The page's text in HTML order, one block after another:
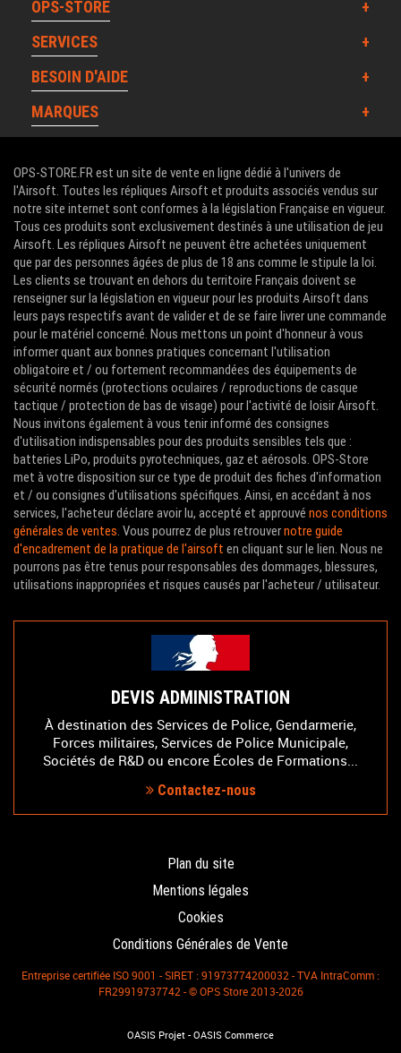
OPS-STORE
SERVICES
BESOIN D'AIDE
MARQUES
OPS-STORE.FR est un site de vente en ligne dédié à l'univers de
l'Airsoft. Toutes les répliques Airsoft et produits associés vendus sur
notre site internet sont conformes à la législation Française en vigueur.
Tous ces produits sont exclusivement destinés à une utilisation de jeu
Airsoft. Les répliques Airsoft ne peuvent être achetées uniquement
que par des personnes âgées de plus de 18 ans comme le stipule la loi.
Les clients se trouvant en dehors du territoire Français doivent se
renseigner sur la législation en vigueur pour les produits Airsoft dans
leurs pays respectifs avant de valider et de se faire livrer une commande
pour le matériel concerné. Nous mettons un point d'honneur à vous
informer quant aux bonnes pratiques concernant l'utilisation
obligatoire et / ou fortement recommandées des équipements de
sécurité normés (protections oculaires / reproductions de casque
tactique / protection de bas de visage) pour l'activité de loisir Airsoft.
Nous invitons également à vous tenir informé des consignes
d'utilisation indispensables pour des produits sensibles tels que :
batteries LiPo, produits pyrotechniques, gaz et aérosols. OPS-Store
met à votre disposition sur ce type de produit des fiches d'information
et / ou consignes d'utilisations spécifiques. Ainsi, en accédant à nos
services, l'acheteur déclare avoir lu, accepté et approuvé nos conditions
générales de ventes. Vous pourrez de plus retrouvernotre guide
d'encadrement de la pratique de l'airsoft en cliquant sur le lien. Nous ne
pourrons pas être tenus pour responsables des dommages, blessures,
utilisations inappropriées et risques causés par l'acheteur / utilisateur.
DEVIS ADMINISTRATION
À destination des Services de Police, Gendarmerie,
Forces militaires, Services de Police Municipale,
Sociétés de R&D ou encore Écoles de Formations...
Contactez-nous
Plan du site
Mentions légales
Cookies
Conditions Générales de Vente
Entreprise certifiée ISO 9001 - SIRET : 91973774200032 - TVA IntraComm :
FR29919737742 - © OPS Store 2013-2026
OASIS Projet - OASIS Commerce